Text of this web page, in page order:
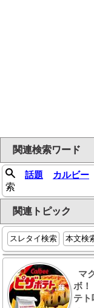
関連検索ワード
話題 カルビー
索
関連トピック
スレタイ検索 本文検
マ
ボ！
テト